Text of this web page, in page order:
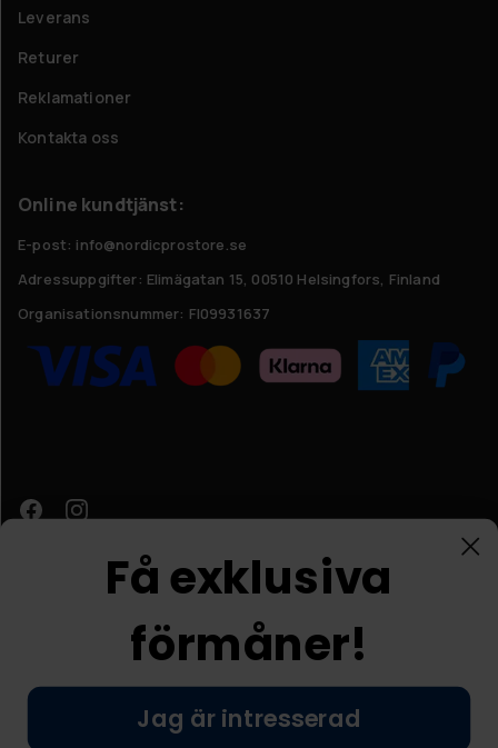
Leverans
Returer
Reklamationer
Kontakta oss
Online kundtjänst:
E-post: info@nordicprostore.se
Adressuppgifter: Elimägatan 15, 00510 Helsingfors, Finland
Organisationsnummer: FI09931637
© Nordic Prostore 2026
Få exklusiva
förmåner!
Jag är intresserad